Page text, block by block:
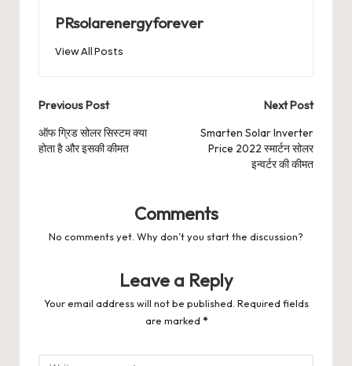
PRsolarenergyforever
View All Posts
Post
navigation
Previous Post
ऑफ ग्रिड सोलर सिस्टम क्या
होता है और इसकी कीमत
Next Post
Smarten Solar Inverter
Price 2022 स्मार्टन सोलर
इन्वर्टर की कीमत
Comments
No comments yet. Why don’t you start the discussion?
Leave a Reply
Your email address will not be published. Required fields
are marked *